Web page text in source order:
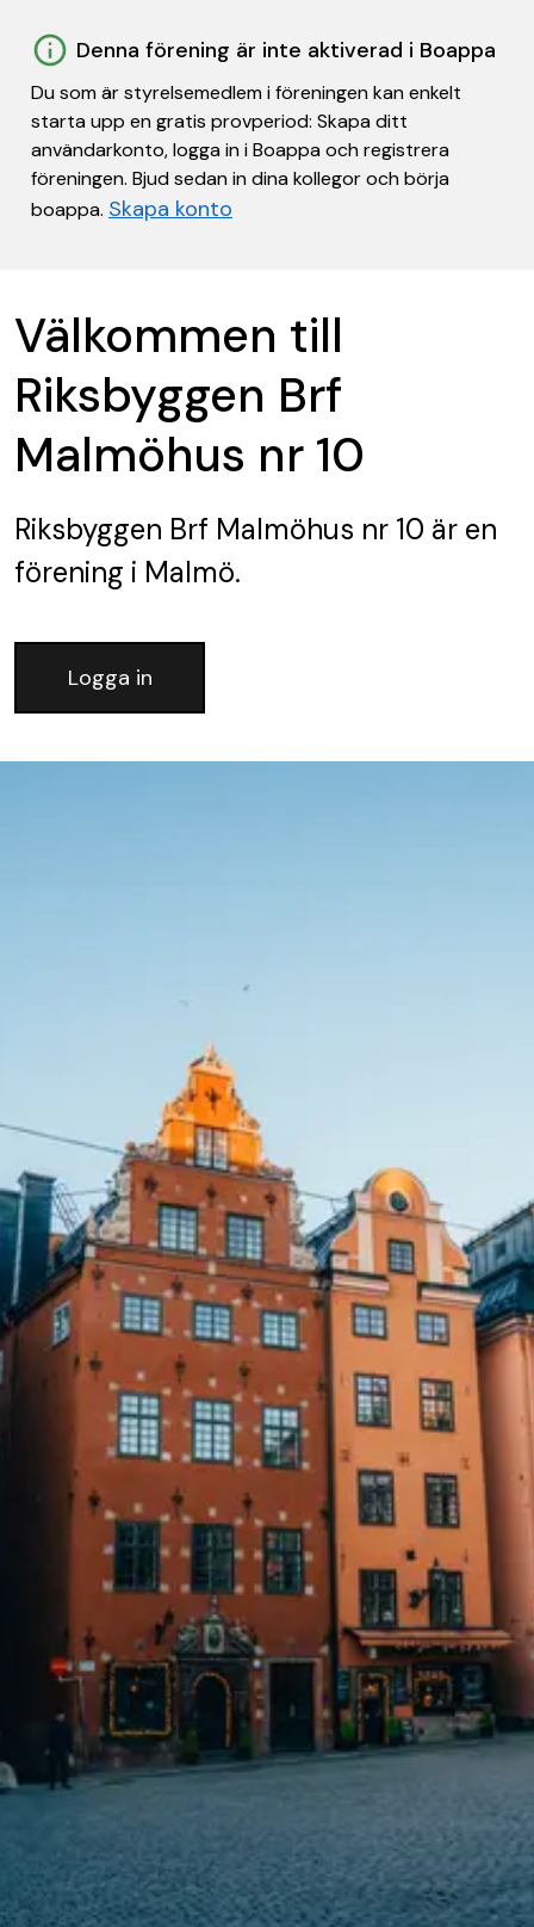
Denna förening är inte aktiverad i Boappa
Du som är styrelsemedlem i föreningen kan enkelt
starta upp en gratis provperiod: Skapa ditt
användarkonto, logga in i Boappa och registrera
föreningen. Bjud sedan in dina kollegor och börja
boappa. Skapa konto
Välkommen till
Riksbyggen Brf
Malmöhus nr 10
Riksbyggen Brf Malmöhus nr 10 är en
förening i Malmö.
Logga in